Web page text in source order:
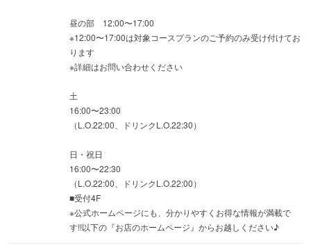
昼の部 12:00〜17:00
※12:00〜17:00は対象コースプランのご予約のみ受け付けてお
ります
※詳細はお問い合わせください
土
16:00〜23:00
（L.O.22:00、ドリンクL.O.22:30）
日・祝日
16:00〜22:30
（L.O.22:00、ドリンクL.O.22:00）
■受付4F
※公式ホームページにも、分かりやすくお得な情報が満載で
す!!以下の『お店のホームページ』からお越しください♪